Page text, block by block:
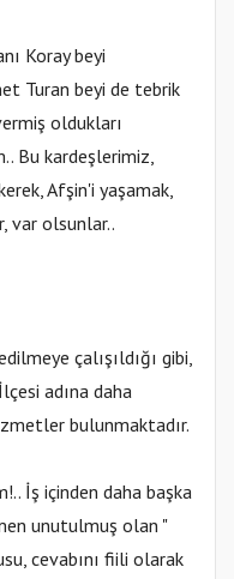
Koray beyi
Turan beyi de tebrik
oldukları
Bu kardeşlerimiz,
Afşin'i yaşamak,
var olsunlar..
çalışıldığı gibi,
adına daha
bulunmaktadır.
İş içinden daha başka
unutulmuş olan "
cevabını fiili olarak